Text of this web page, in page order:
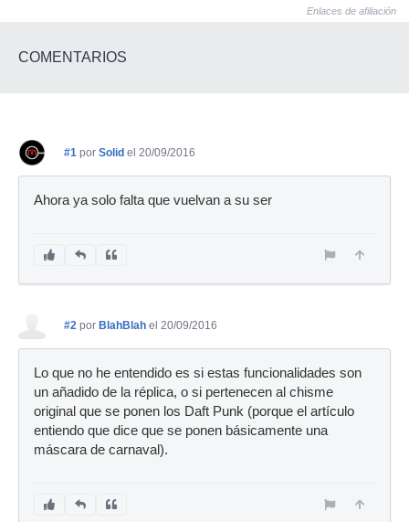
Enlaces de afiliación
COMENTARIOS
#1 por Solid el 20/09/2016
Ahora ya solo falta que vuelvan a su ser
#2 por BlahBlah el 20/09/2016
Lo que no he entendido es si estas funcionalidades son
un añadido de la réplica, o si pertenecen al chisme
original que se ponen los Daft Punk (porque el artículo
entiendo que dice que se ponen básicamente una
máscara de carnaval).